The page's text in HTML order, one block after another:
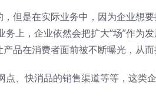
，但是在实际业务中，因为企业想
上，企业依然会把扩大“场”作为
品在消费者面前被不断曝光，从而
点、快消品的销售渠道等等，这类